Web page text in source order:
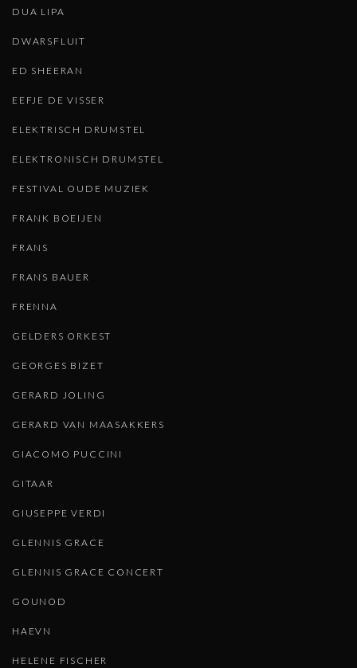
DUA LIPA
DWARSFLUIT
ED SHEERAN
EEFJE DE VISSER
ELEKTRISCH DRUMSTEL
ELEKTRONISCH DRUMSTEL
FESTIVAL OUDE MUZIEK
FRANK BOEIJEN
FRANS
FRANS BAUER
FRENNA
GELDERS ORKEST
GEORGES BIZET
GERARD JOLING
GERARD VAN MAASAKKERS
GIACOMO PUCCINI
GITAAR
GIUSEPPE VERDI
GLENNIS GRACE
GLENNIS GRACE CONCERT
GOUNOD
HAEVN
HELENE FISCHER